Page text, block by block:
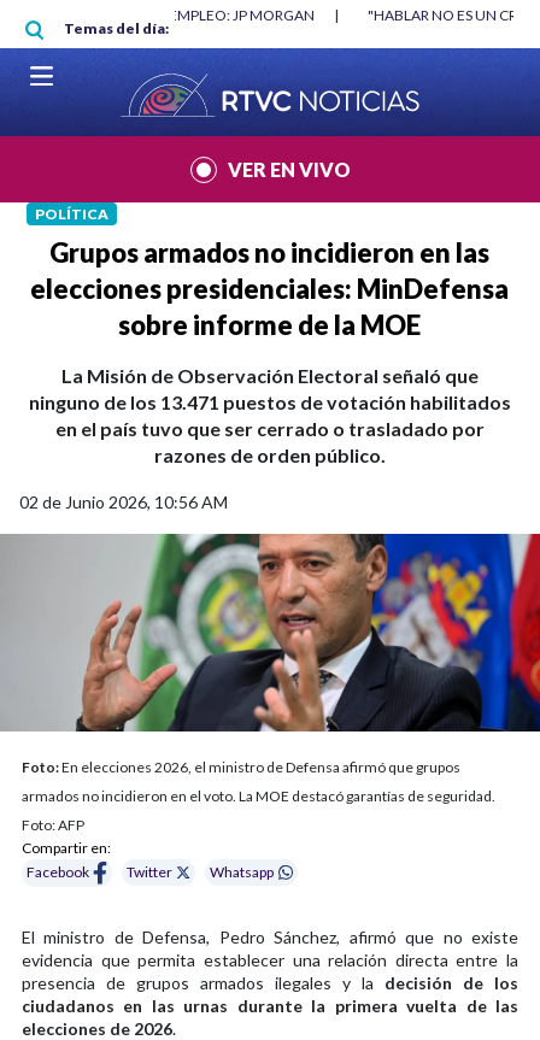
Pasar al contenido principal
Temas del día:
"HABLAR NO ES UN CRIMEN": CARTA DE BETO CORAL |
VER EN VIVO
POLÍTICA
Grupos armados no incidieron en las
elecciones presidenciales: MinDefensa
sobre informe de la MOE
La Misión de Observación Electoral señaló que
ninguno de los 13.471 puestos de votación habilitados
en el país tuvo que ser cerrado o trasladado por
razones de orden público.
02 de Junio 2026, 10:56 AM
Foto:En elecciones 2026, el ministro de Defensa afirmó que grupos
armados no incidieron en el voto. La MOE destacó garantías de seguridad.
Foto: AFP
Compartir en:
Facebook
Twitter Whatsapp
El ministro de Defensa, Pedro Sánchez, afirmó que no existe
evidencia que permita establecer una relación directa entre la
presencia de grupos armados ilegales y la decisión de los
ciudadanos en las urnas durante la primera vuelta de las
elecciones de 2026.